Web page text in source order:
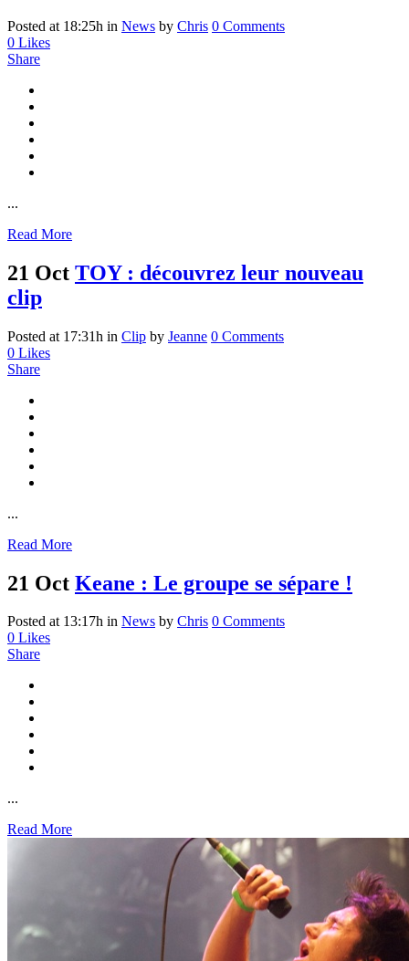
Posted at 18:25h in News by Chris 0 Comments
0 Likes
Share
...
Read More
21 Oct TOY : découvrez leur nouveau
clip
Posted at 17:31h in Clip by Jeanne 0 Comments
0 Likes
Share
...
Read More
21 Oct Keane : Le groupe se sépare !
Posted at 13:17h in News by Chris 0 Comments
0 Likes
Share
...
Read More